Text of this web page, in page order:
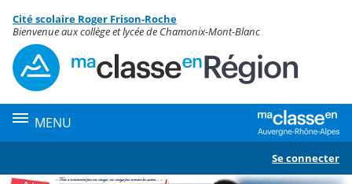
Contenu
Cité scolaire Roger Frison-Roche
Bienvenue aux collège et lycée de Chamonix-Mont-Blanc
MENU
Se connecter